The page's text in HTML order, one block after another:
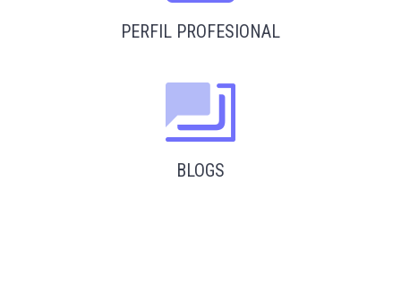
PERFIL PROFESIONAL
BLOGS